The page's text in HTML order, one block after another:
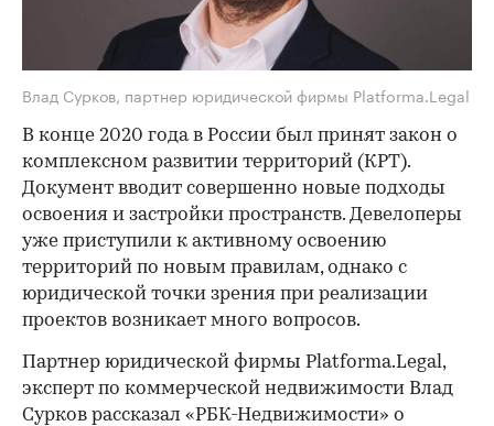
Влад Сурков, партнер юридической фирмы Platforma.Legal
В конце 2020 года в России был принят закон о
комплексном развитии территорий (КРТ).
Документ вводит совершенно новые подходы
освоения и застройки пространств. Девелоперы
уже приступили к активному освоению
территорий по новым правилам, однако с
юридической точки зрения при реализации
проектов возникает много вопросов.
Партнер юридической фирмы Platforma.Legal,
эксперт по коммерческой недвижимости Влад
Сурков рассказал «РБК-Недвижимости» о